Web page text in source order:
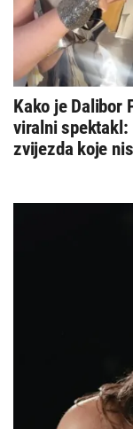
Kako je Dalibor
viralni
zvijezda koje